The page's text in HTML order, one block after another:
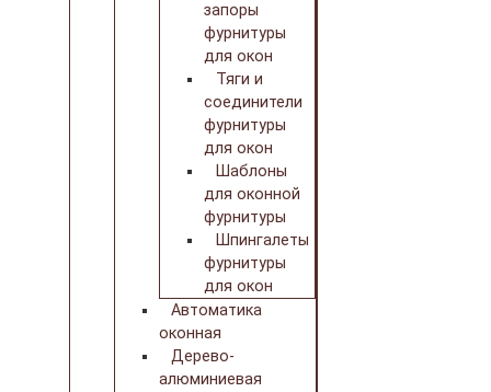
запоры
фурнитуры
для окон
Тяги и
соединители
фурнитуры
для окон
Шаблоны
для оконной
фурнитуры
Шпингалеты
фурнитуры
для окон
Автоматика
оконная
Дерево-
алюминиевая